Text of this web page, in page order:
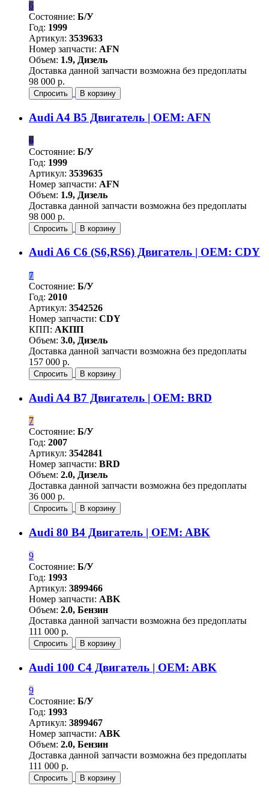
6
Состояние: Б/У
Год: 1999
Артикул: 3539633
Номер запчасти: AFN
Объем: 1.9, Дизель
Доставка данной запчасти возможна без предоплаты
98 000 р.
Спросить В корзину
Audi A4 B5 Двигатель | OEM: AFN
6
Состояние: Б/У
Год: 1999
Артикул: 3539635
Номер запчасти: AFN
Объем: 1.9, Дизель
Доставка данной запчасти возможна без предоплаты
98 000 р.
Спросить В корзину
Audi A6 C6 (S6,RS6) Двигатель | OEM: CDY
7
Состояние: Б/У
Год: 2010
Артикул: 3542526
Номер запчасти: CDY
КПП: АКПП
Объем: 3.0, Дизель
Доставка данной запчасти возможна без предоплаты
157 000 р.
Спросить В корзину
Audi A4 B7 Двигатель | OEM: BRD
7
Состояние: Б/У
Год: 2007
Артикул: 3542841
Номер запчасти: BRD
Объем: 2.0, Дизель
Доставка данной запчасти возможна без предоплаты
36 000 р.
Спросить В корзину
Audi 80 B4 Двигатель | OEM: ABK
9
Состояние: Б/У
Год: 1993
Артикул: 3899466
Номер запчасти: ABK
Объем: 2.0, Бензин
Доставка данной запчасти возможна без предоплаты
111 000 р.
Спросить В корзину
Audi 100 C4 Двигатель | OEM: ABK
9
Состояние: Б/У
Год: 1993
Артикул: 3899467
Номер запчасти: ABK
Объем: 2.0, Бензин
Доставка данной запчасти возможна без предоплаты
111 000 р.
Спросить В корзину